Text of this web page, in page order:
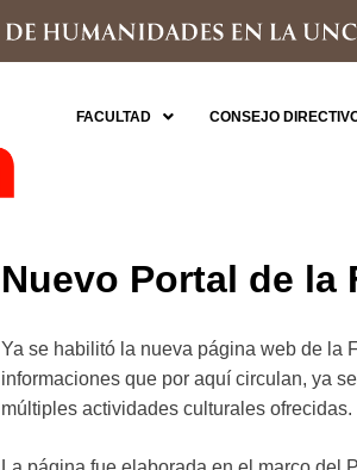
FACULTAD CONSEJO
Nuevo Portal de la
Ya se habilitó la nueva página web de la
informaciones que por aquí circulan, ya
múltiples actividades culturales ofrecidas.